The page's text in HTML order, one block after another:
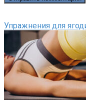
Упражнения для